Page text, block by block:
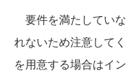
要件を満たしてい
れないため注意して
を用意する場合はイ